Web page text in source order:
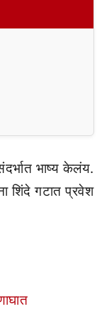
भाष्य केलंय.
शिंदे गटात प्रवेश